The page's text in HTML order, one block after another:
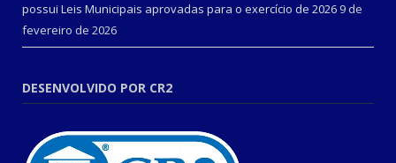
possui Leis Municipais aprovadas para o exercício de 2026 9 de
fevereiro de 2026
DESENVOLVIDO POR CR2